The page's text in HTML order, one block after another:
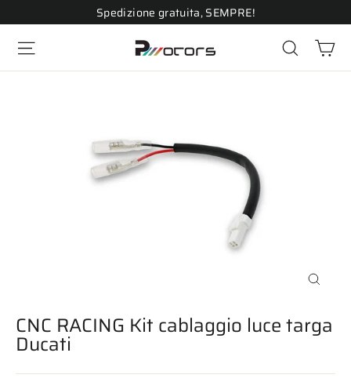
direttamente
contenuti
Spedizione gratuita, SEMPRE!
Navigazione del sito Cerca
CNC RACING Kit cablaggio luce targa
Ducati